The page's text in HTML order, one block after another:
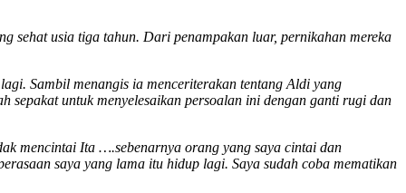
sehat usia tiga tahun. Dari penampakan luar, pernikahan mereka
Sambil menangis ia menceriterakan tentang Aldi yang
sepakat untuk menyelesaikan persoalan ini dengan ganti rugi dan
mencintai Ita ….sebenarnya orang yang saya cintai dan
saya yang lama itu hidup lagi. Saya sudah coba mematikan